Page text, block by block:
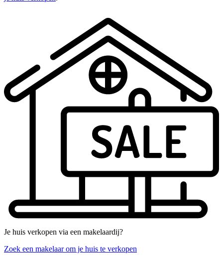
Je huis verkopen via een makelaardij?
Zoek een makelaar om je huis te verkopen